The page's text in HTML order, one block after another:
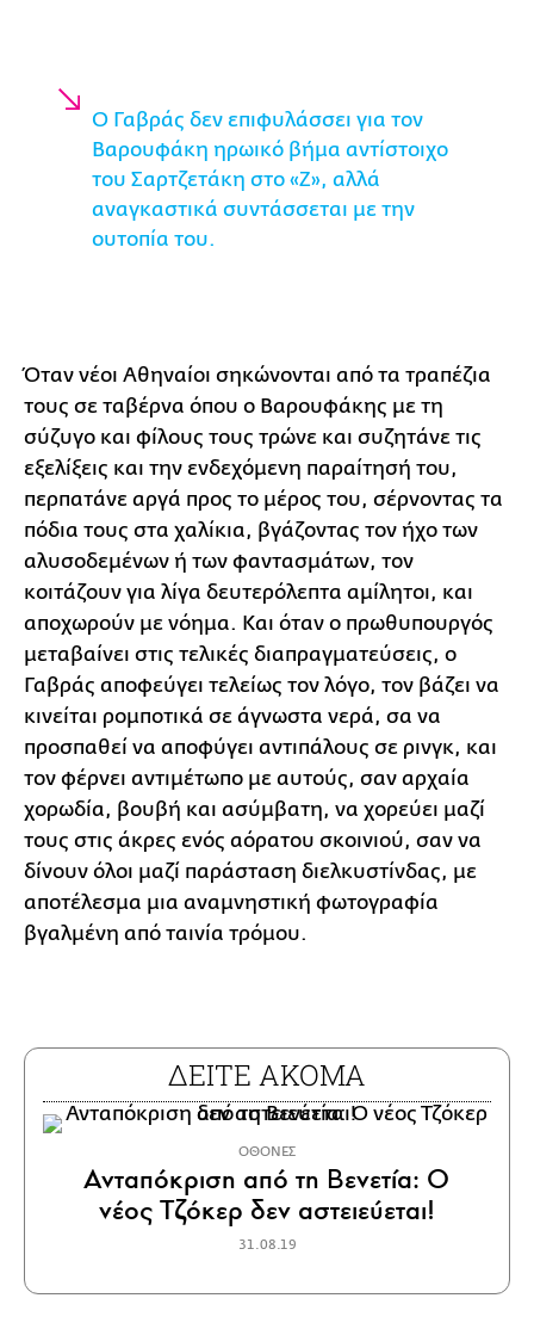
Ο Γαβράς δεν επιφυλάσσει για τον
Βαρουφάκη ηρωικό βήμα αντίστοιχο
του Σαρτζετάκη στο «Ζ», αλλά
αναγκαστικά συντάσσεται με την
ουτοπία του.
Όταν νέοι Αθηναίοι σηκώνονται από τα τραπέζια
τους σε ταβέρνα όπου ο Βαρουφάκης με τη
σύζυγο και φίλους τους τρώνε και συζητάνε τις
εξελίξεις και την ενδεχόμενη παραίτησή του,
περπατάνε αργά προς το μέρος του, σέρνοντας τα
πόδια τους στα χαλίκια, βγάζοντας τον ήχο των
αλυσοδεμένων ή των φαντασμάτων, τον
κοιτάζουν για λίγα δευτερόλεπτα αμίλητοι, και
αποχωρούν με νόημα. Και όταν ο πρωθυπουργός
μεταβαίνει στις τελικές διαπραγματεύσεις, ο
Γαβράς αποφεύγει τελείως τον λόγο, τον βάζει να
κινείται ρομποτικά σε άγνωστα νερά, σα να
προσπαθεί να αποφύγει αντιπάλους σε ρινγκ, και
τον φέρνει αντιμέτωπο με αυτούς, σαν αρχαία
χορωδία, βουβή και ασύμβατη, να χορεύει μαζί
τους στις άκρες ενός αόρατου σκοινιού, σαν να
δίνουν όλοι μαζί παράσταση διελκυστίνδας, με
αποτέλεσμα μια αναμνηστική φωτογραφία
βγαλμένη από ταινία τρόμου.
ΔΕΙΤΕ ΑΚΟΜΑ
ΟΘΟΝΕΣ
Ανταπόκριση από τη Βενετία: Ο
νέος Τζόκερ δεν αστειεύεται!
31.08.19